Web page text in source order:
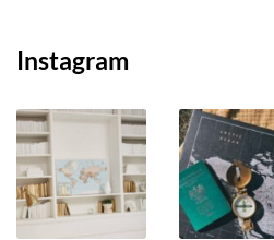
Instagram